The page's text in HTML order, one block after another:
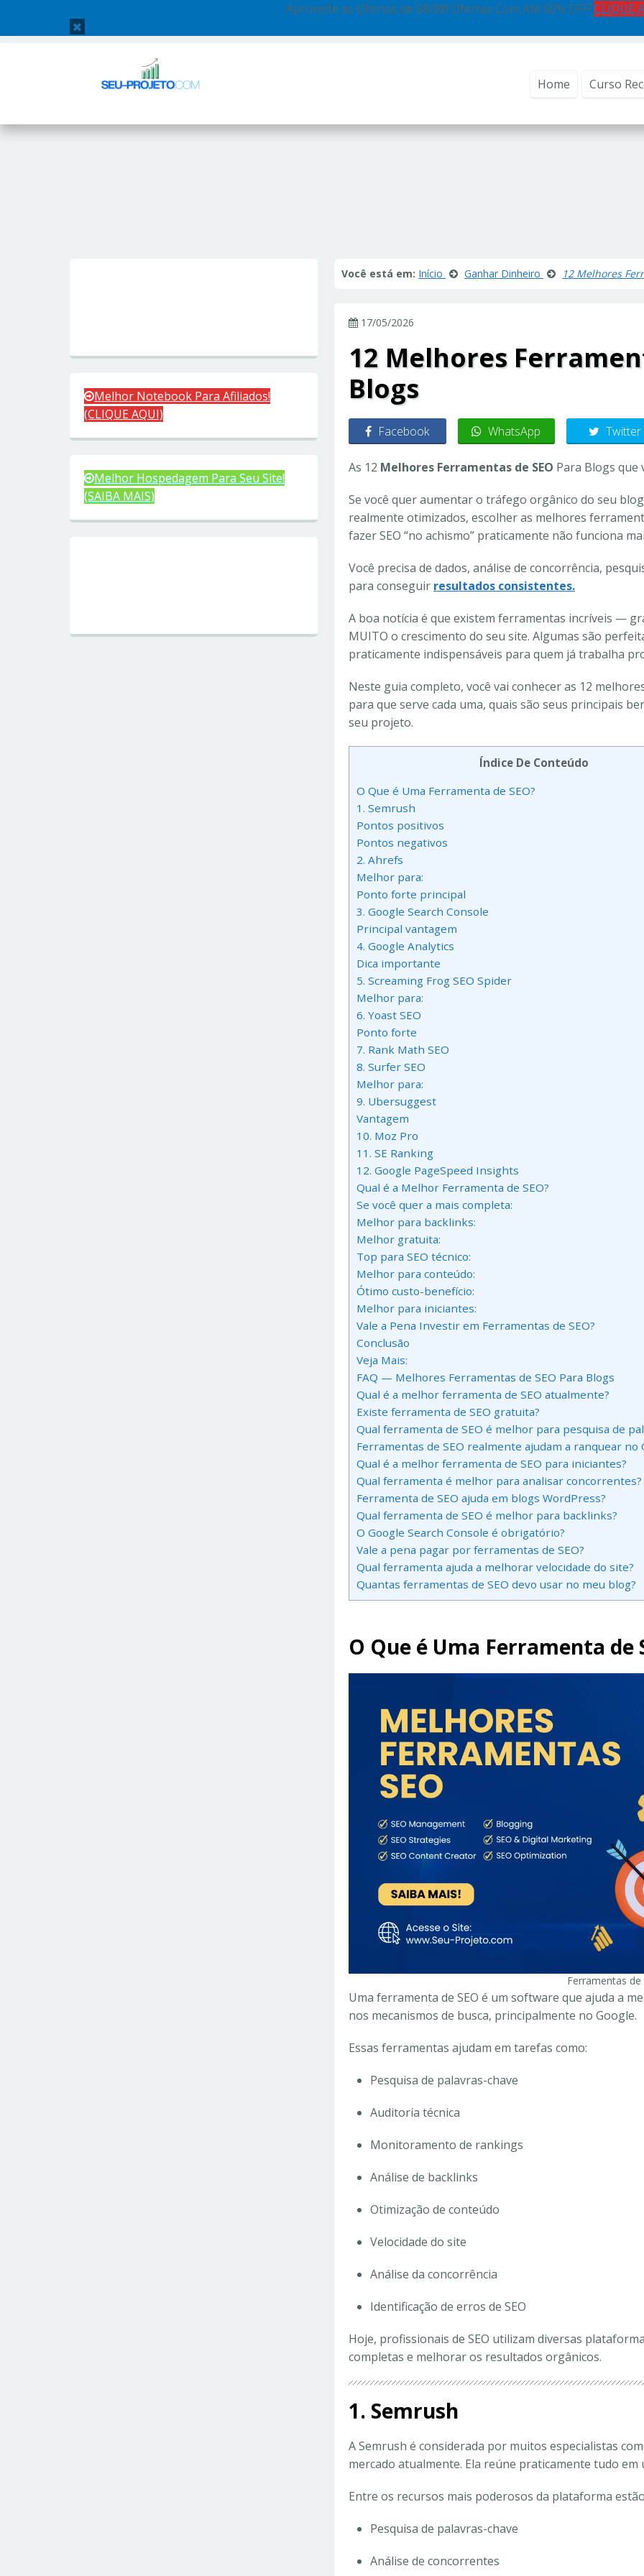
Aproveite as Ofertas de 08/08! Ofertas Com Até 60% OFF! CLIQUE
Home Curso
Você está em: Início Ganhar Dinheiro 12 Melhores
17/05/2026
12 Melhores
Blogs
Facebook WhatsApp Twitter
As 12 Melhores Ferramentas de SEO Para Blogs
Se você quer aumentar o tráfego orgânico do seu
realmente otimizados, escolher as melhores
fazer SEO “no achismo” praticamente não funciona
Você precisa de dados, análise de concorrência,
para conseguir resultados consistentes.
A boa notícia é que existem ferramentas incríveis —
MUITO o crescimento do seu site. Algumas são
praticamente indispensáveis para quem já trabalha
Neste guia completo, você vai conhecer as 12
para que serve cada uma, quais são seus principais
seu projeto.
Índice De Conteúdo
O Que é Uma Ferramenta de SEO?
1. Semrush
Pontos positivos
Pontos negativos
2. Ahrefs
Melhor para:
Ponto forte principal
3. Google Search Console
Principal vantagem
4. Google Analytics
Dica importante
5. Screaming Frog SEO Spider
Melhor para:
6. Yoast SEO
Ponto forte
7. Rank Math SEO
8. Surfer SEO
Melhor para:
9. Ubersuggest
Vantagem
10. Moz Pro
11. SE Ranking
12. Google PageSpeed Insights
Qual é a Melhor Ferramenta de SEO?
Se você quer a mais completa:
Melhor para backlinks:
Melhor gratuita:
Top para SEO técnico:
Melhor para conteúdo:
Ótimo custo-benefício:
Melhor para iniciantes:
Vale a Pena Investir em Ferramentas de SEO?
Conclusão
Veja Mais:
FAQ — Melhores Ferramentas de SEO Para Blogs
Qual é a melhor ferramenta de SEO atualmente?
Existe ferramenta de SEO gratuita?
Qual ferramenta de SEO é melhor para pesquisa de
Ferramentas de SEO realmente ajudam a ranquear no
Qual é a melhor ferramenta de SEO para iniciantes?
Qual ferramenta é melhor para analisar concorrentes?
Ferramenta de SEO ajuda em blogs WordPress?
Qual ferramenta de SEO é melhor para backlinks?
O Google Search Console é obrigatório?
Vale a pena pagar por ferramentas de SEO?
Qual ferramenta ajuda a melhorar velocidade do site?
Quantas ferramentas de SEO devo usar no meu blog?
O Que é Uma Ferramenta de
Ferramentas de
Uma ferramenta de SEO é um software que ajuda a
nos mecanismos de busca, principalmente no Google.
Essas ferramentas ajudam em tarefas como:
Pesquisa de palavras-chave
Auditoria técnica
Monitoramento de rankings
Análise de backlinks
Otimização de conteúdo
Velocidade do site
Análise da concorrência
Identificação de erros de SEO
Hoje, profissionais de SEO utilizam diversas
completas e melhorar os resultados orgânicos.
1. Semrush
A Semrush é considerada por muitos especialistas
mercado atualmente. Ela reúne praticamente tudo em
Entre os recursos mais poderosos da plataforma
Pesquisa de palavras-chave
Análise de concorrentes
Melhor Notebook Para Afiliados!
(CLIQUE AQUI)
Melhor Hospedagem Para Seu Site!
(SAIBA MAIS)